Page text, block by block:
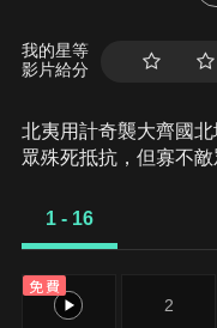
我的星等
影片給分
北夷用計奇襲大齊國
眾殊死抵抗，但寡不
是通敵罪名。為替父
何離奇的相似？影部姚
事？還有那神經質般
1 - 16
免費
1 2